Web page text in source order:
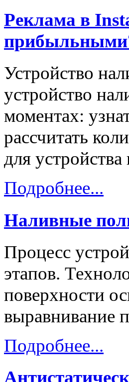
Реклама в
Устройство
устройство
моментах:
рассчитать
для
Подробнее...
Наливные
Процесс
этапов.
поверхности
выравнивание
Подробнее...